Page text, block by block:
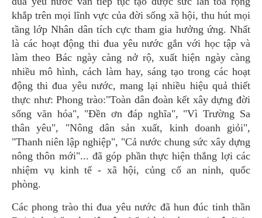
khắp trên mọi lĩnh vực của đời sống xã hội, thu hút mọi
tầng lớp Nhân dân tích cực tham gia hưởng ứng. Nhất
là các hoạt động thi đua yêu nước gắn với học tập và
làm theo Bác ngày càng nở rộ, xuất hiện ngày càng
nhiều mô hình, cách làm hay, sáng tạo trong các hoạt
động thi đua yêu nước, mang lại nhiều hiệu quả thiết
thực như: Phong trào:"Toàn dân đoàn kết xây dựng đời
sống văn hóa", "Ðền ơn đáp nghĩa", "Vì Trường Sa
thân yêu", "Nông dân sản xuất, kinh doanh giỏi",
"Thanh niên lập nghiệp", "Cả nước chung sức xây dựng
nông thôn mới"... đã góp phần thực hiện thắng lợi các
nhiệm vụ kinh tế - xã hội, củng cố an ninh, quốc
phòng.
Các phong trào thi đua yêu nước đã hun đúc tinh thần